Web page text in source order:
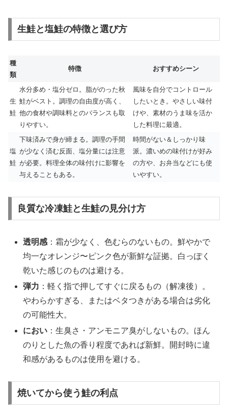
生鮭と塩鮭の特徴と選び方
種
類
特徴 おすすめシーン
生
鮭
水分多め・塩分ゼロ。脂がのった秋
鮭がベスト。調理の自由度が高く、
他の食材や調味料とのバランスも取
りやすい。
風味を自分でコントロール
したいとき。やさしい味付
けや、素材のうま味を活か
した料理に最適。
塩
鮭
下味済みで身が締まる。調理の手間
が少なく済む反面、塩分量には注意
が必要。料理全体の味付けに影響を
与えることもある。
時間がない＆しっかり味
派。濃いめの味付けが好み
の方や、お弁当などにも使
いやすい。
良質な冷凍鮭と生鮭の見分け方
透明感 ：霜が少なく、色むらのないもの。鮮やかで
均一なオレンジ〜ピンク色が新鮮な証拠。白っぽく
乾いた感じのものは避ける。
弾力 ：軽く指で押してすぐに戻るもの（解凍後）。
やわらかすぎる、またはベタつきがある場合は劣化
の可能性大。
におい ：生臭さ・アンモニア臭がしないもの。ほん
のりとした魚の香り程度であれば新鮮。開封時に違
和感があるものは使用を避ける。
焼いてから使う鮭の利点